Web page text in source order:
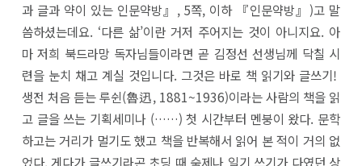
과 글과 약이 있는 인문약방』, 5쪽, 이하 『인문약방』)고 말
씀하셨는데요. ‘다른 삶’이란 거저 주어지는 것이 아니지요. 아
마 저희 북드라망 독자님들이라면 곧 김정선 선생님께 닥칠 시
련을 눈치 채고 계실 것입니다. 그것은 바로 책 읽기와 글쓰기!
생전 처음 듣는 루쉰(魯迅, 1881~1936)이라는 사람의 책을 읽
고 글을 쓰는 기획세미나 (……) 첫 시간부터 멘붕이 왔다. 문학
하고는 거리가 멀기도 했고 책을 반복해서 읽어 본 적이 거의 없
었다. 게다가 글쓰기라곤 초딩 때 숙제나 일기 쓰기가 다였던 상